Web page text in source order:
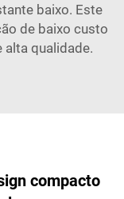
baixo. Este
de baixo custo
qualidade.
compacto